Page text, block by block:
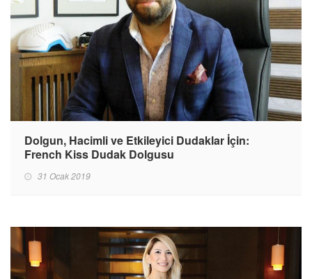
Dolgun, Hacimli ve Etkileyici Dudaklar İçin:
French Kiss Dudak Dolgusu
31 Ocak 2019